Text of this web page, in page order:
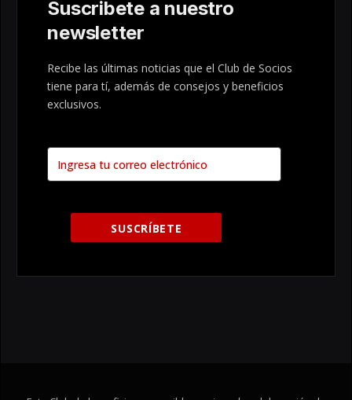
Suscribete a nuestro
newsletter
Recibe las últimas noticias que el Club de Socios
tiene para tí, además de consejos y beneficios
exclusivos.